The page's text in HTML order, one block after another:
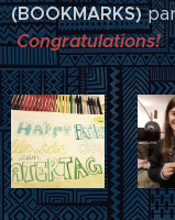
(BOOKMARKS)
Congratulations!